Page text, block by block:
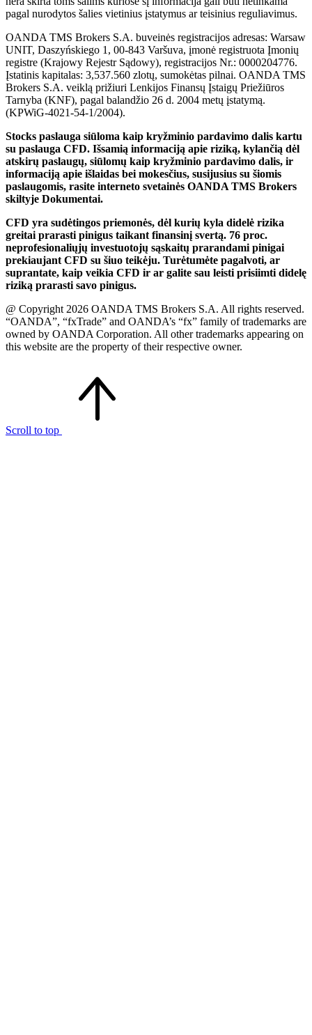
pagal nurodytos šalies vietinius įstatymus ar teisinius reguliavimus.
OANDA TMS Brokers S.A. buveinės registracijos adresas: Warsaw
UNIT, Daszyńskiego 1, 00-843 Varšuva, įmonė registruota Įmonių
registre (Krajowy Rejestr Sądowy), registracijos Nr.: 0000204776.
Įstatinis kapitalas: 3,537.560 zlotų, sumokėtas pilnai. OANDA TMS
Brokers S.A. veiklą prižiuri Lenkijos Finansų Įstaigų Priežiūros
Tarnyba (KNF), pagal balandžio 26 d. 2004 metų įstatymą.
(KPWiG-4021-54-1/2004).
Stocks paslauga siūloma kaip kryžminio pardavimo dalis kartu
su paslauga CFD. Išsamią informaciją apie riziką, kylančią dėl
atskirų paslaugų, siūlomų kaip kryžminio pardavimo dalis, ir
informaciją apie išlaidas bei mokesčius, susijusius su šiomis
paslaugomis, rasite interneto svetainės OANDA TMS Brokers
skiltyje Dokumentai.
CFD yra sudėtingos priemonės, dėl kurių kyla didelė rizika
greitai prarasti pinigus taikant finansinį svertą. 76 proc.
neprofesionaliųjų investuotojų sąskaitų prarandami pinigai
prekiaujant CFD su šiuo teikėju. Turėtumėte pagalvoti, ar
suprantate, kaip veikia CFD ir ar galite sau leisti prisiimti didelę
riziką prarasti savo pinigus.
@ Copyright 2026 OANDA TMS Brokers S.A. All rights reserved.
“OANDA”, “fxTrade” and OANDA’s “fx” family of trademarks are
owned by OANDA Corporation. All other trademarks appearing on
this website are the property of their respective owner.
Scroll to top